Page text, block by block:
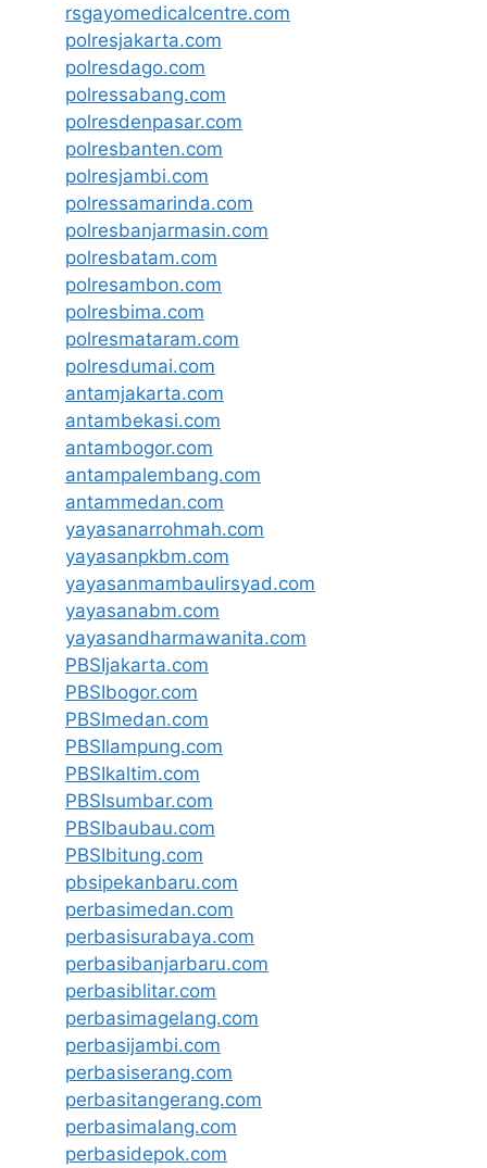
rsgayomedicalcentre.com
polresjakarta.com
polresdago.com
polressabang.com
polresdenpasar.com
polresbanten.com
polresjambi.com
polressamarinda.com
polresbanjarmasin.com
polresbatam.com
polresambon.com
polresbima.com
polresmataram.com
polresdumai.com
antamjakarta.com
antambekasi.com
antambogor.com
antampalembang.com
antammedan.com
yayasanarrohmah.com
yayasanpkbm.com
yayasanmambaulirsyad.com
yayasanabm.com
yayasandharmawanita.com
PBSIjakarta.com
PBSIbogor.com
PBSImedan.com
PBSIlampung.com
PBSIkaltim.com
PBSIsumbar.com
PBSIbaubau.com
PBSIbitung.com
pbsipekanbaru.com
perbasimedan.com
perbasisurabaya.com
perbasibanjarbaru.com
perbasiblitar.com
perbasimagelang.com
perbasijambi.com
perbasiserang.com
perbasitangerang.com
perbasimalang.com
perbasidepok.com